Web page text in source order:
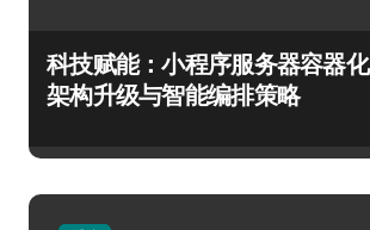
科技赋能：小程序服务器容器化
架构升级与智能编排策略